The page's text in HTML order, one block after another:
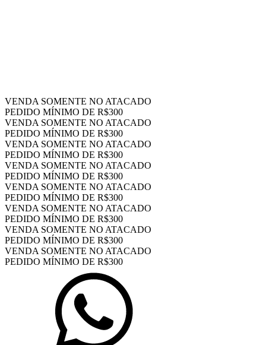
VENDA SOMENTE NO ATACADO
PEDIDO MÍNIMO DE R$300
VENDA SOMENTE NO ATACADO
PEDIDO MÍNIMO DE R$300
VENDA SOMENTE NO ATACADO
PEDIDO MÍNIMO DE R$300
VENDA SOMENTE NO ATACADO
PEDIDO MÍNIMO DE R$300
VENDA SOMENTE NO ATACADO
PEDIDO MÍNIMO DE R$300
VENDA SOMENTE NO ATACADO
PEDIDO MÍNIMO DE R$300
VENDA SOMENTE NO ATACADO
PEDIDO MÍNIMO DE R$300
VENDA SOMENTE NO ATACADO
PEDIDO MÍNIMO DE R$300